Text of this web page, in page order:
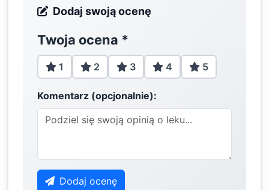
Dodaj swoją ocenę
Twoja ocena *
1 2 3 4 5
Komentarz (opcjonalnie):
Dodaj ocenę